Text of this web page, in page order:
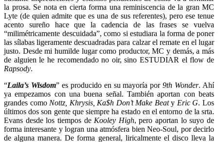
la prosa. Se nota en cierta forma una reminiscencia de la gran MC
Lyte (de quien admite que es una de sus referentes), pero ese tenue
acento sureño hace que la cadencia de las frases se vuelva
“milimétricamente descuidada”, como si estudiara la forma de poner
las sílabas ligeramente descuadradas para calzar el remate en el lugar
justo. Desde mi humilde lugar como productor, MC y demás, a más
de alguien le he recomendado no oir, sino ESTUDIAR el flow de
Rapsody.
“Laila’s Wisdom” es producido en su mayoría por9th Wonder. Ahí
ya empezamos con una buena señal. También aportan con beats
grandes como Nottz, Khrysis, Ka$h Don’t Make Beaty Eric G. Los
últimos dos son gente que siempre ha estado en el entorno de la srta.
Evans desde los tiempos de Kooley High, pero aportan lo suyo de
forma interesante y logran una atmósfera bien Neo-Soul, por decirlo
de alguna manera. De forma general, liricalmente el disco lleva la